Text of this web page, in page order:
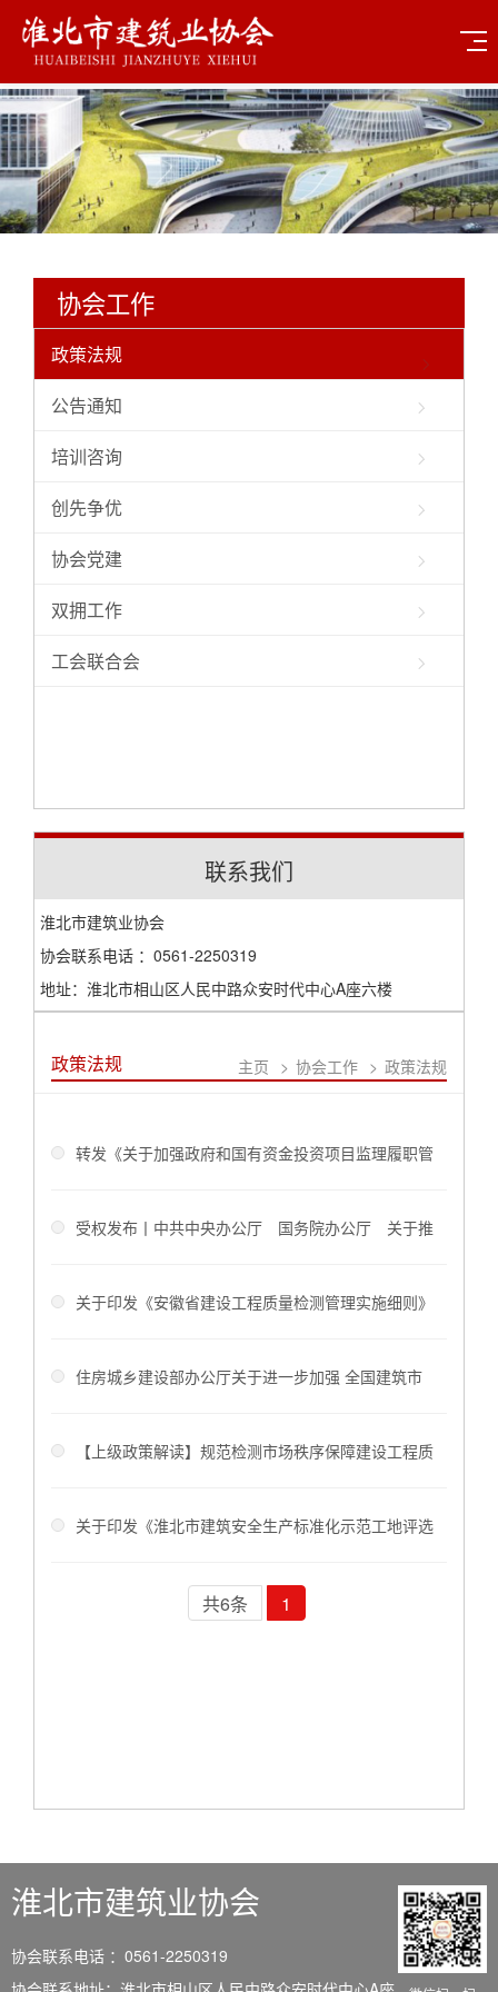
协会工作
政策法规
公告通知
培训咨询
创先争优
协会党建
双拥工作
工会联合会
联系我们
淮北市建筑业协会
协会联系电话 ：0561-2250319
地址：淮北市相山区人民中路众安时代中心A座六楼
政策法规 主页 > 协会工作 > 政策法规
转发《关于加强政府和国有资金投资项目监理履职管
理的通知》
受权发布丨中共中央办公厅 国务院办公厅 关于推
进新型 城市基础设施建设打造韧性城市的意见
关于印发《安徽省建设工程质量检测管理实施细则》
的通知
住房城乡建设部办公厅关于进一步加强 全国建筑市
场监管公共服务平台 项目信息管理的通知
【上级政策解读】规范检测市场秩序保障建设工程质
量——《建设工程质量检测管理办法》解读
关于印发《淮北市建筑安全生产标准化示范工地评选
办法》的通知 淮住建规〔2023〕2号
共6条 1
淮北市建筑业协会
协会联系电话 ：0561-2250319